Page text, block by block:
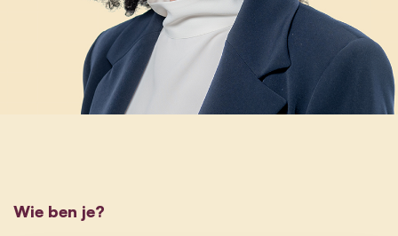
Wie ben je?